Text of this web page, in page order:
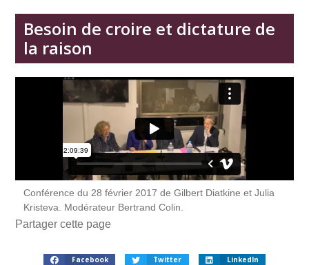
Besoin de croire et dictature de
la raison
Conférence du 28 février 2017 de Gilbert Diatkine et Julia
Kristeva. Modérateur Bertrand Colin.
Partager cette page
Facebook Twitter LinkedIn